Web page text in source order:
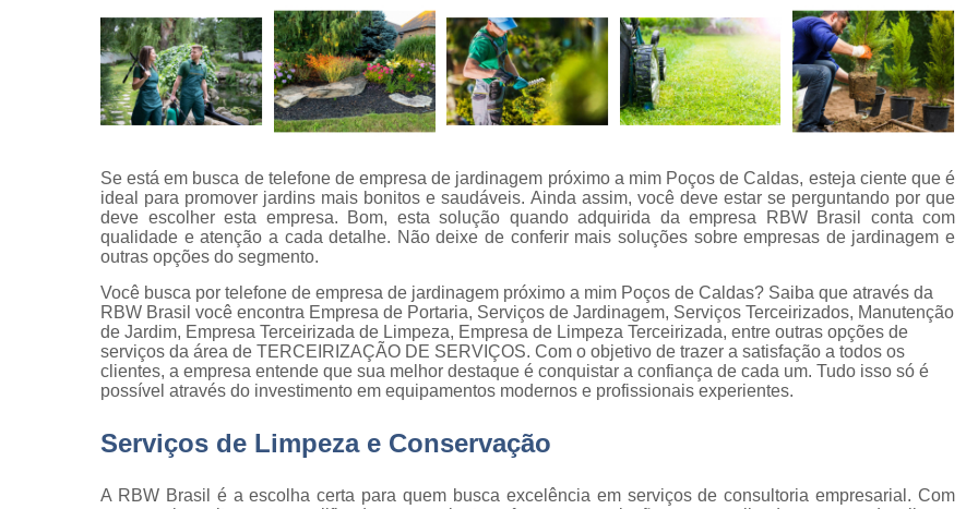
Empresas de
recrutamento e
seleção
Empresas de
terceirização
Empresas de
terceirização de
limpezas
Empresas
Gestões de
qualidade
Inspeção de
peça
recebimentos
qualidade
Empresa Portaria e
Empresa Terceirizada
Empresa
Empresa
Empresa
Empresa de
Empresa de
Empresa de
Empresa de Gestão de
Empresa
Empresa
Empresa Conservação
Empresa de
Se está em busca de telefone de empresa de jardinagem próximo a mim Poços de Caldas, esteja ciente que é
ideal para promover jardins mais bonitos e saudáveis. Ainda assim, você deve estar se perguntando por que
deve escolher esta empresa. Bom, esta solução quando adquirida da empresa RBW Brasil conta com
qualidade e atenção a cada detalhe. Não deixe de conferir mais soluções sobre empresas de jardinagem e
outras opções do segmento.
Você busca por telefone de empresa de jardinagem próximo a mim Poços de Caldas? Saiba que através da
RBW Brasil você encontra Empresa de Portaria, Serviços de Jardinagem, Serviços Terceirizados, Manutenção
de Jardim, Empresa Terceirizada de Limpeza, Empresa de Limpeza Terceirizada, entre outras opções de
serviços da área de TERCEIRIZAÇÃO DE SERVIÇOS. Com o objetivo de trazer a satisfação a todos os
clientes, a empresa entende que sua melhor destaque é conquistar a confiança de cada um. Tudo isso só é
possível através do investimento em equipamentos modernos e profissionais experientes.
Serviços de Limpeza e Conservação
A RBW Brasil é a escolha certa para quem busca excelência em serviços de consultoria empresarial. Com